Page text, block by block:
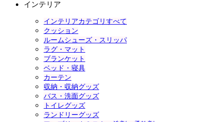
インテリア
インテリアカテゴリすべて
クッション
ルームシューズ・スリッパ
ラグ・マット
ブランケット
ベッド・寝具
カーテン
収納・収納グッズ
バス・洗面グッズ
トイレグッズ
ランドリーグッズ